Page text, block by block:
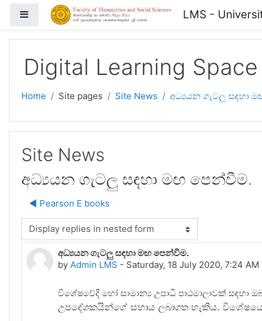
Skip to main content
Side panel LMS -
Digital Learning
Home Site pages Site News අධ්‍යයන ගැටලු සඳහා
Site News
අධ්‍යයන ගැටලු සඳහා මඟ පෙන්වීම.
◀︎ Pearson E books
mode
අධ්‍යයන ගැටලු සඳහා මඟ පෙන්වීම.
by Admin LMS - Saturday, 18 July 2020, 7:24 AM
Number of replies: 0
විශේෂවේදි හෝ සාමාන්‍ය උපාධි පාඨමාලාවක් සඳහා
උපදේශකයින්ගේ සහාය ලබාගත හැකිය.